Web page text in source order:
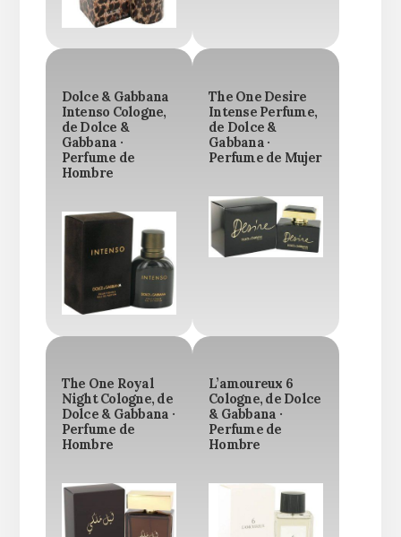
Dolce & Gabbana
Intenso Cologne,
de Dolce &
Gabbana ·
Perfume de
Hombre
The One Desire
Intense Perfume,
de Dolce &
Gabbana ·
Perfume de Mujer
The One Royal
Night Cologne, de
Dolce & Gabbana ·
Perfume de
Hombre
L’amoureux 6
Cologne, de Dolce
& Gabbana ·
Perfume de
Hombre